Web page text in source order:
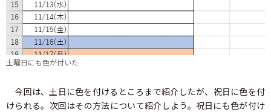
土曜日にも色が付いた
今回は、土日に色を付けるところまで紹介したが、祝日に色を付
けられる。次回はその方法について紹介しよう。祝日にも色が付け